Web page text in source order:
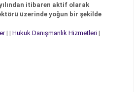
itibaren aktif olarak
üzerinde yoğun bir şekilde
| | Hukuk Danışmanlık Hizmetleri |